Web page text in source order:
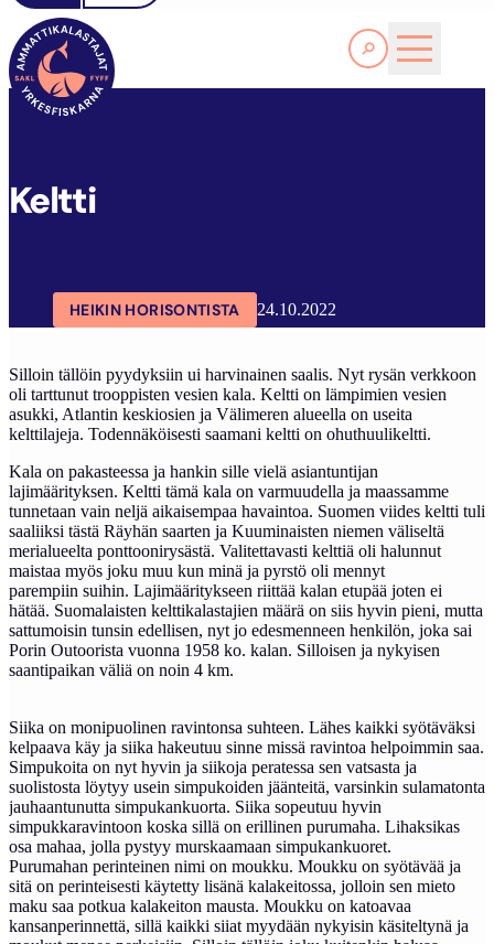
Lue lisää
SAKL
Keltti
HEIKIN HORISONTISTA 24.10.2022
Silloin tällöin pyydyksiin ui harvinainen saalis. Nyt rysän verkkoon
oli tarttunut trooppisten vesien kala. Keltti on lämpimien vesien
asukki, Atlantin keskiosien ja Välimeren alueella on useita
kelttilajeja. Todennäköisesti saamani keltti on ohuthuulikeltti.
Kala on pakasteessa ja hankin sille vielä asiantuntijan
lajimäärityksen. Keltti tämä kala on varmuudella ja maassamme
tunnetaan vain neljä aikaisempaa havaintoa. Suomen viides keltti tuli
saaliiksi tästä Räyhän saarten ja Kuuminaisten niemen väliseltä
merialueelta ponttoonirysästä. Valitettavasti kelttiä oli halunnut
maistaa myös joku muu kun minä ja pyrstö oli mennyt
parempiin suihin. Lajimääritykseen riittää kalan etupää joten ei
hätää. Suomalaisten kelttikalastajien määrä on siis hyvin pieni, mutta
sattumoisin tunsin edellisen, nyt jo edesmenneen henkilön, joka sai
Porin Outoorista vuonna 1958 ko. kalan. Silloisen ja nykyisen
saantipaikan väliä on noin 4 km.
Siika on monipuolinen ravintonsa suhteen. Lähes kaikki syötäväksi
kelpaava käy ja siika hakeutuu sinne missä ravintoa helpoimmin saa.
Simpukoita on nyt hyvin ja siikoja peratessa sen vatsasta ja
suolistosta löytyy usein simpukoiden jäänteitä, varsinkin sulamatonta
jauhaantunutta simpukankuorta. Siika sopeutuu hyvin
simpukkaravintoon koska sillä on erillinen purumaha. Lihaksikas
osa mahaa, jolla pystyy murskaamaan simpukankuoret.
Purumahan perinteinen nimi on moukku. Moukku on syötävää ja
sitä on perinteisesti käytetty lisänä kalakeitossa, jolloin sen mieto
maku saa potkua kalakeiton mausta. Moukku on katoavaa
kansanperinnettä, sillä kaikki siiat myydään nykyisin käsiteltynä ja